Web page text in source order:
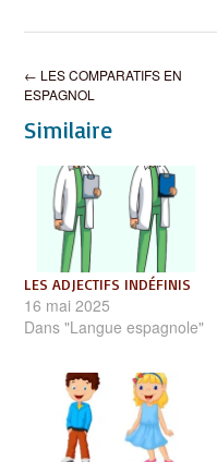
Post
navigation
← LES COMPARATIFS EN
ESPAGNOL
Similaire
LES ADJECTIFS INDÉFINIS
16 mai 2025
Dans "Langue espagnole"